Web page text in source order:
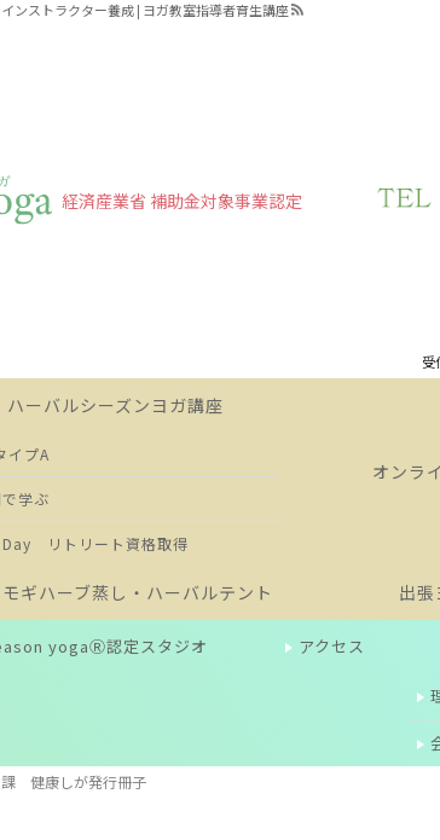
ストラクター養成 | ヨガ教室指導者育生講座
経済産業省 補助金対象事業認定
受
ハーバルシーズンヨガ講座
イプA
学ぶ
リトリート資格取得
オンラ
モギハーブ蒸し・ハーバルテント 出張
yogaⓇ認定スタジオ アクセス
健康しが発行冊子